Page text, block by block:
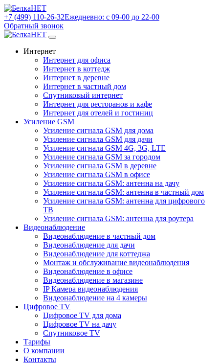
+7 (499) 110-26-32Ежедневно: с 09-00 до 22-00
Обратный звонок
Интернет
Интернет для офиса
Интернет в коттедж
Интернет в деревне
Интернет в частный дом
Спутниковый интернет
Интернет для ресторанов и кафе
Интернет для отелей и гостиниц
Усиление GSM
Усиление сигнала GSM для дома
Усиление сигнала GSM для дачи
Усиление сигнала GSM 4G, 3G, LTE
Усиление сигнала GSM за городом
Усиление сигнала GSM в деревне
Усиление сигнала GSM в офисе
Усиление сигнала GSM: антенна на дачу
Усиление сигнала GSM: антенна в частный дом
Усиление сигнала GSM: антенна для цифрового
ТВ
Усиление сигнала GSM: антенна для роутера
Видеонаблюдение
Видеонаблюдение в частный дом
Видеонаблюдение для дачи
Видеонаблюдение для коттеджа
Монтаж и обслуживание видеонаблюдения
Видеонаблюдение в офисе
Видеонаблюдение в магазине
IP Камера видеонаблюдения
Видеонаблюдение на 4 камеры
Цифровое TV
Цифровое TV для дома
Цифровое TV на дачу
Спутниковое TV
Тарифы
О компании
Контакты